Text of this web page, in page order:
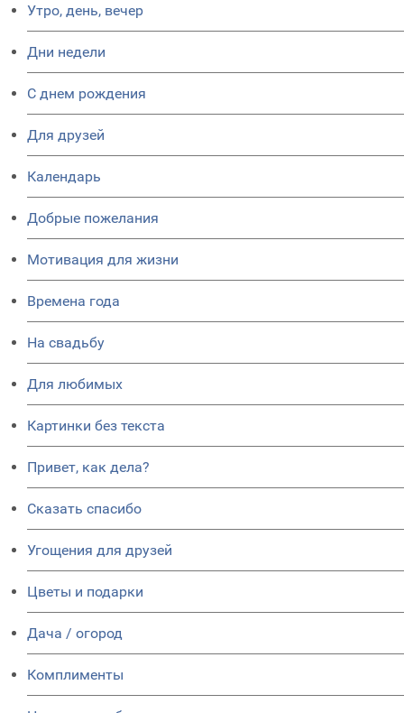
Утро, день, вечер
Дни недели
C днем рождения
Для друзей
Календарь
Добрые пожелания
Мотивация для жизни
Времена года
На свадьбу
Для любимых
Картинки без текста
Привет, как дела?
Сказать спасибо
Угощения для друзей
Цветы и подарки
Дача / огород
Комплименты